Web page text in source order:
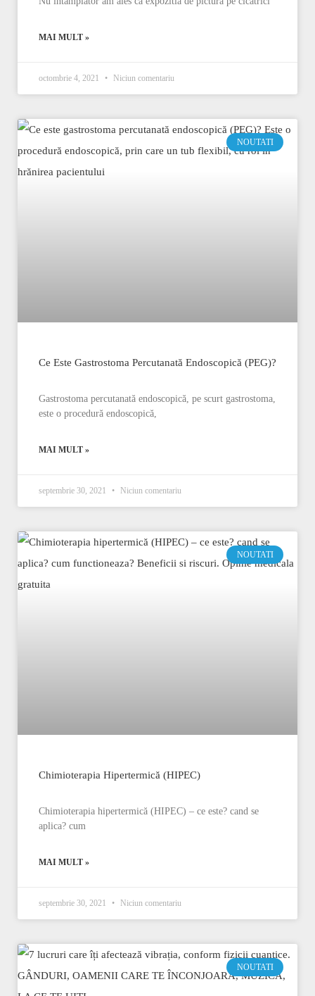
MAI MULT »
octombrie 4, 2021 Niciun comentariu
NOUTATI
Ce Este Gastrostoma Percutanată Endoscopică (PEG)?
Gastrostoma percutanată endoscopică, pe scurt gastrostoma,
este o procedură endoscopică,
MAI MULT »
septembrie 30, 2021 Niciun comentariu
NOUTATI
Chimioterapia Hipertermică (HIPEC)
Chimioterapia hipertermică (HIPEC) – ce este? cand se
aplica? cum
MAI MULT »
septembrie 30, 2021 Niciun comentariu
NOUTATI